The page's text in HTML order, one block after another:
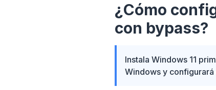
¿Cómo
con bypass?
Instala Windows 11
Windows y